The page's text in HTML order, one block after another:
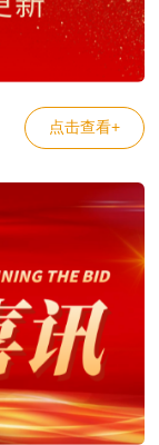
点击查看+